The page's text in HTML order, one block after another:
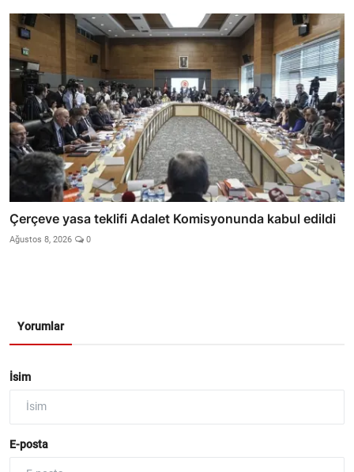
Çerçeve yasa teklifi Adalet Komisyonunda kabul edildi
Ağustos 8, 2026 0
Yorumlar
İsim
E-posta